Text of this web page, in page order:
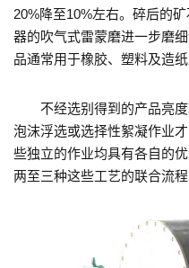
20%降至10%左右。碎后的
器的吹气式雷蒙磨进一步磨
品通常用于橡胶、塑料及造纸
不经选别得到的产品亮度
泡沫浮选或选择性絮凝作业
些独立的作业均具有各自的
两至三种这些工艺的联合流